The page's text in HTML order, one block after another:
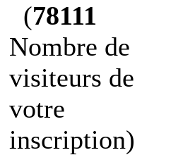
(78111
Nombre de
visiteurs de
votre
inscription)